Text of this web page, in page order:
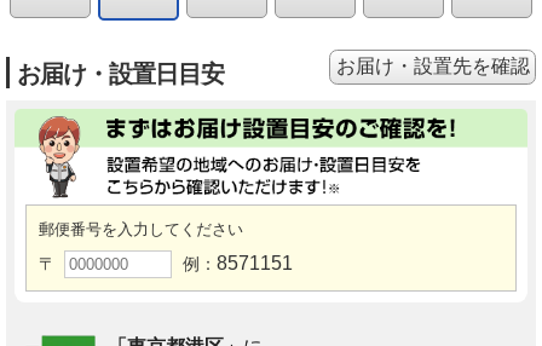
お届け・設置日目安
郵便番号を入力してください
〒 例： 8571151
お届け・設置先を確認